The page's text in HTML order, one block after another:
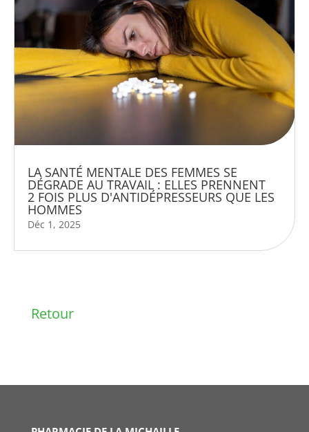
LA SANTÉ MENTALE DES FEMMES SE
DÉGRADE AU TRAVAIL : ELLES PRENNENT
2 FOIS PLUS D'ANTIDÉPRESSEURS QUE LES
HOMMES
Déc 1, 2025
Retour